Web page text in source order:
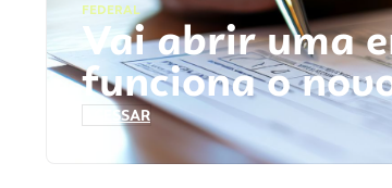
FEDERAL
Vai abrir uma
funciona o
ACESSAR